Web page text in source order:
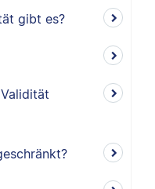
gibt es?